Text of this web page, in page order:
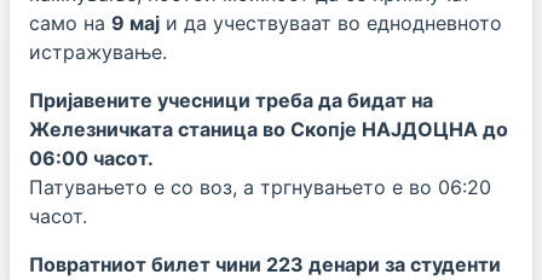
само на 9 мај и да учествуваат во еднодневното
истражување.
Пријавените учесници треба да бидат на
Железничката станица во Скопје НАЈДОЦНА до
06:00 часот.
Патувањето е со воз, а тргнувањето е во 06:20
часот.
Повратниот билет чини 223 денари за студенти